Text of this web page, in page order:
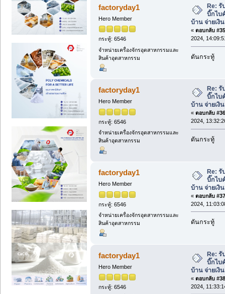
factoryday1
Hero Member
กระทู้: 6546
จำหน่ายเครื่องจักรอุตสาหกรรมและ
สินค้าอุตสาหกรรม
Re:
บิ๊กไบ
บ้าน จ่ายเงิ
« ตอบกลับ
2024,
ดันกระทู้
factoryday1
Hero Member
กระทู้: 6546
จำหน่ายเครื่องจักรอุตสาหกรรมและ
สินค้าอุตสาหกรรม
Re:
บิ๊กไบ
บ้าน จ่ายเงิ
« ตอบกลับ
2024,
ดันกระทู้
factoryday1
Hero Member
กระทู้: 6546
จำหน่ายเครื่องจักรอุตสาหกรรมและ
สินค้าอุตสาหกรรม
Re: รั
บิ๊กไบ
บ้าน จ่ายเงิ
« ตอบกลับ
2024,
ดันกระทู้
factoryday1
Hero Member
กระทู้: 6546
Re: รั
บิ๊กไบ
บ้าน จ่ายเงิ
« ตอบกลับ
2024,